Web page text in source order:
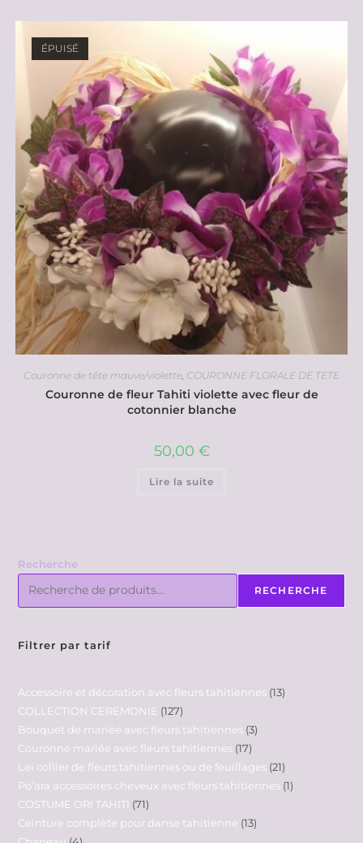
ÉPUISÉ
Couronne de tête mauve/violette, COURONNE FLORALE DE TETE
Couronne de fleur Tahiti violette avec fleur de
cotonnier blanche
50,00 €
Lire la suite
Recherche
RECHERCHE
Filtrer par tarif
Accessoire et décoration avec fleurs tahitiennes 13
COLLECTION CEREMONIE 127
Bouquet de mariée avec fleurs tahitiennes 3
Couronne mariée avec fleurs tahitiennes 17
Lei collier de fleurs tahitiennes ou de feuillages 21
Po'ara accessoires cheveux avec fleurs tahitiennes 1
COSTUME ORI TAHITI
71
Ceinture complète pour danse tahitienne 13